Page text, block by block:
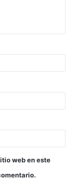
web en este